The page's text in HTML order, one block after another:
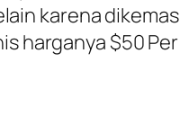
karena
$50 Per